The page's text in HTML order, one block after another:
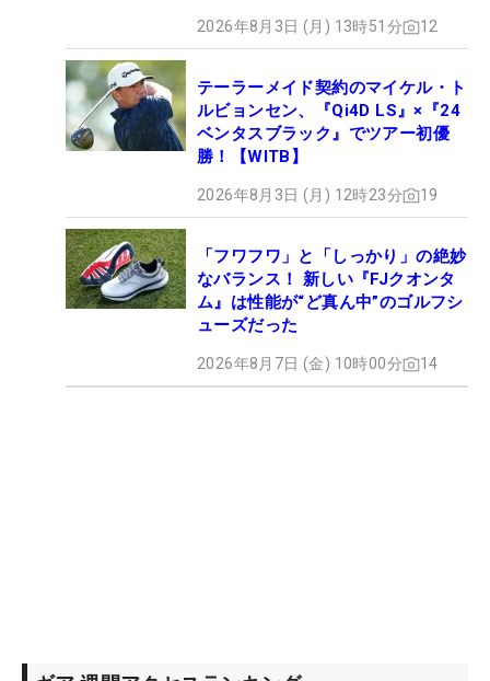
2026年8月3日 (月) 13時51分 12
テーラーメイド契約のマイケル・ト
ルビョンセン、『Qi4D LS』×『24
ベンタスブラック』でツアー初優
勝！【WITB】
2026年8月3日 (月) 12時23分 19
「フワフワ」と「しっかり」の絶妙
なバランス！ 新しい『FJクオンタ
ム』は性能が“ど真ん中”のゴルフシ
ューズだった
2026年8月7日 (金) 10時00分 14